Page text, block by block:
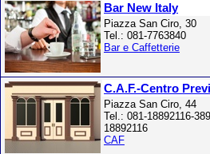
Bar New Italy
Piazza San Ciro, 30
Tel.: 081-7763840
Bar e Caffetterie
C.A.F.-Centro
Piazza San Ciro, 44
Tel.: 081-18892116-
18892116
CAF